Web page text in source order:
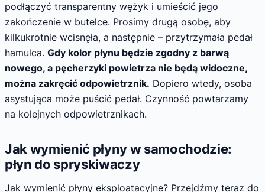
podłączyć transparentny wężyk i umieścić jego
zakończenie w butelce. Prosimy drugą osobę, aby
kilkukrotnie wcisnęła, a następnie – przytrzymała pedał
hamulca. Gdy kolor płynu będzie zgodny z barwą
nowego, a pęcherzyki powietrza nie będą widoczne,
można zakręcić odpowietrznik. Dopiero wtedy, osoba
asystująca może puścić pedał. Czynność powtarzamy
na kolejnych odpowietrznikach.
Jak wymienić płyny w samochodzie:
płyn do spryskiwaczy
Jak wymienić płyny eksploatacyjne? Przejdźmy teraz do